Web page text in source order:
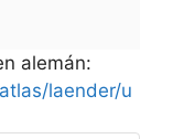
alemán:
laender/u